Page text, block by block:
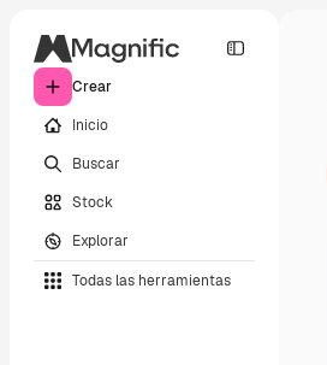
Crear
Inicio
Buscar
Stock
Explorar
Todas las herramientas